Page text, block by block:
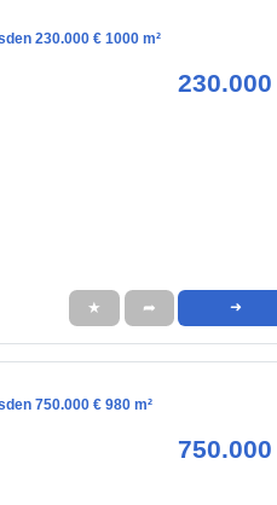
230.000 € 1000 m²
★ ➦ ➜
750.000 € 980 m²